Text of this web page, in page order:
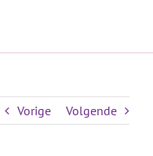
Vorige Volgende